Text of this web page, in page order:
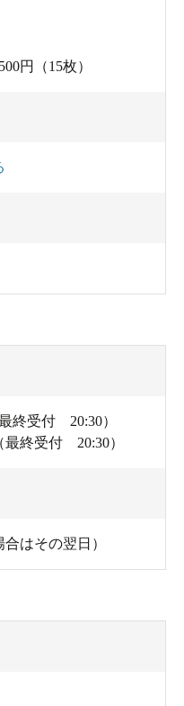
円（15枚）
終受付 20:30）
最終受付 20:30）
はその翌日）